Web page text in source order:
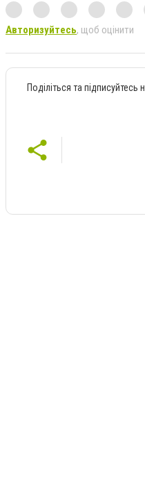
Авторизуйтесь, щоб оцінити
Поділіться та